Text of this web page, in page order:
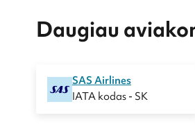
Daugiau
SAS Airlines
IATA kodas - SK